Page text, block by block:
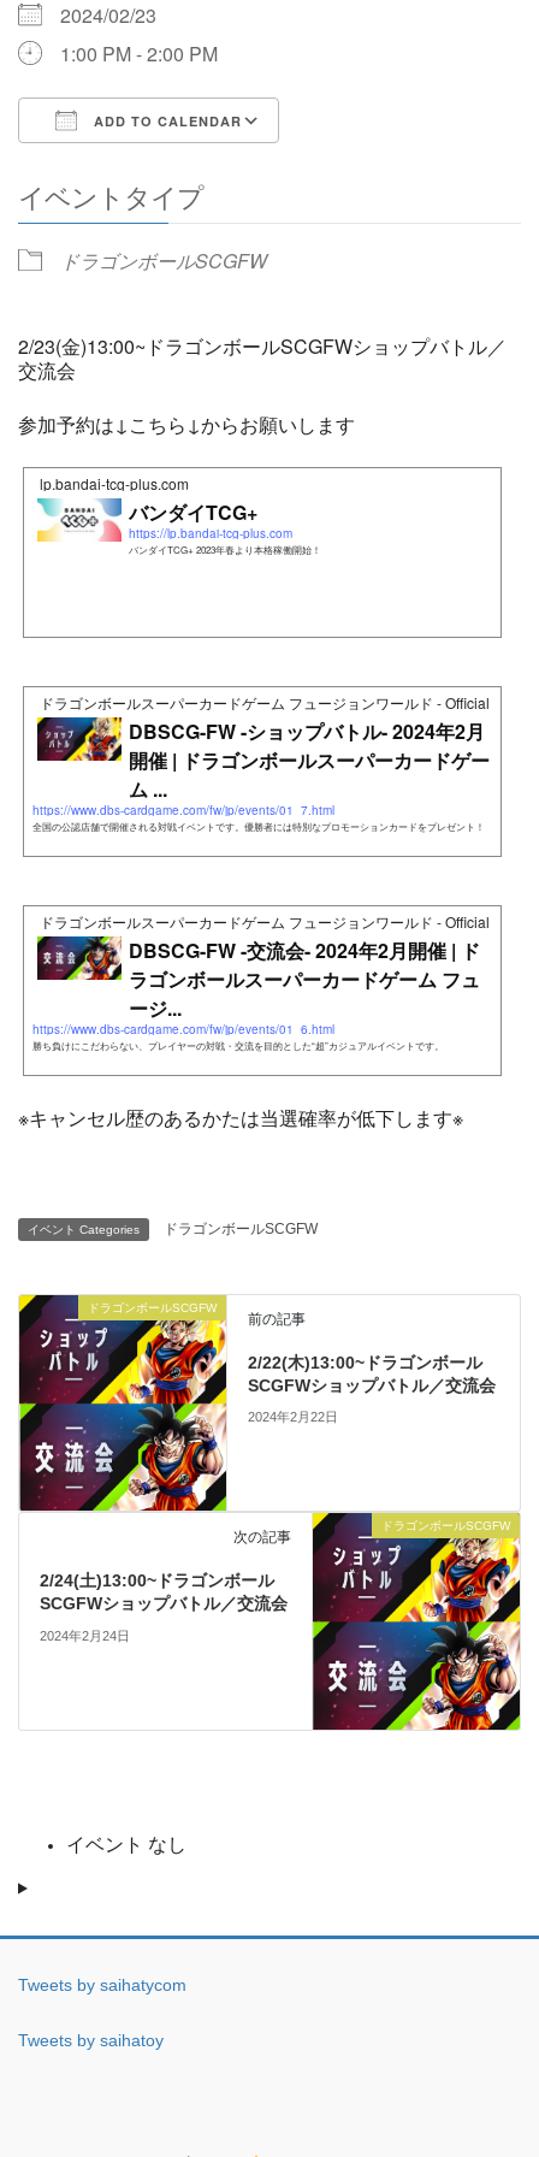
2024/02/23
1:00 PM - 2:00 PM
ADD TO CALENDAR
イベントタイプ
ドラゴンボールSCGFW
2/23(金)13:00~ドラゴンボールSCGFWショップバトル／
交流会
参加予約は↓こちら↓からお願いします
lp.bandai-tcg-plus.com
バンダイTCG+
https://lp.bandai-tcg-plus.com
バンダイTCG+ 2023年春より本格稼働開始！
ドラゴンボールスーパーカードゲーム フュージョンワールド - Official Web
DBSCG-FW -ショップバトル- 2024年2月
開催 | ドラゴンボールスーパーカードゲー
ム ...
https://www.dbs-cardgame.com/fw/jp/events/01_7.html
全国の公認店舗で開催される対戦イベントです。優勝者には特別なプロモーションカードをプレゼント！
ドラゴンボールスーパーカードゲーム フュージョンワールド - Official Web
DBSCG-FW -交流会- 2024年2月開催 | ド
ラゴンボールスーパーカードゲーム フュ
ージ...
https://www.dbs-cardgame.com/fw/jp/events/01_6.html
勝ち負けにこだわらない、プレイヤーの対戦・交流を目的とした“超”カジュアルイベントです。
※キャンセル歴のあるかたは当選確率が低下します※
イベント Categories ドラゴンボールSCGFW
ドラゴンボールSCGFW
前の記事
2/22(木)13:00~ドラゴンボール
SCGFWショップバトル／交流会
2024年2月22日
ドラゴンボールSCGFW
次の記事
2/24(土)13:00~ドラゴンボール
SCGFWショップバトル／交流会
2024年2月24日
イベント なし
Tweets by saihatycom
Tweets by saihatoy